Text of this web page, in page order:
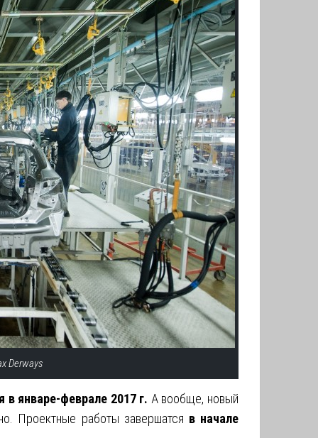
Derways
в январе-феврале 2017 г. А вообще, новый
Проектные работы завершатся в начале